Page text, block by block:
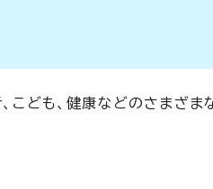
こども、健康などのさまざま